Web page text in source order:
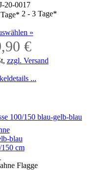
20-0017
2 - 3 Tage*
»
€
zzgl. Versand
...
blau
cm
Flagge